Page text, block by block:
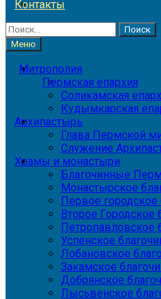
Контакты
Найти:
Меню
Митрополия
Пермская епархия
Соликамская
Кудымкарская
Архипастырь
Глава Пермской
Служение
Храмы и монастыри
Благочинные
Монастырское
Первое городское
Второе Городское
Петропавловское
Успенское
Лобановское
Закамское
Добрянское
Лысьвенское